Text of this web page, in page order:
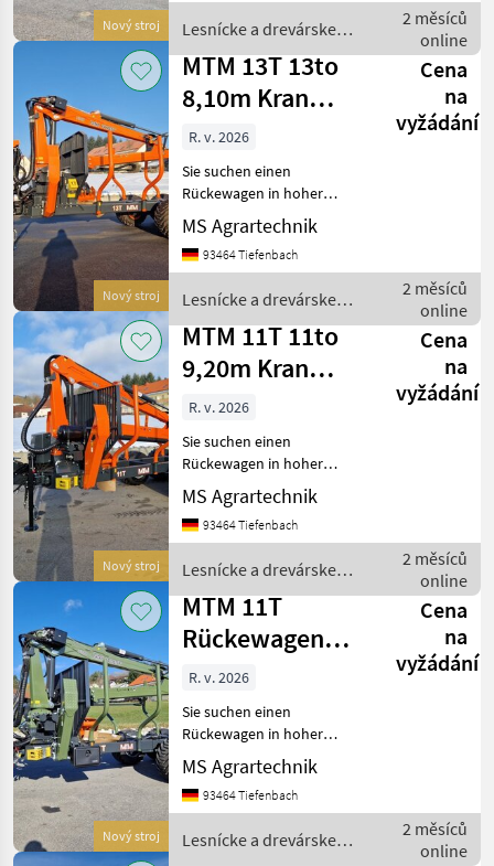
Nový stroj
Rückewägen sind die
wahrscheinlich be
Lesnícke a drevárske
stroje / MTM Forest
2 měsíců
online
Nový stroj
MTM 13T 13to
8,10m Kran
Druckluft
Doppelrohrrahmen
E
Cena
na
vyžádání
R. v. 2026
Sie suchen einen
Rückewagen in hoher
Verarbeitungsqualität und
mit starken Hubkräften.
Dann sind Sie bei MTM
Rückewägen sind die
wahrscheinlich be
MS Agrartechnik
93464 Tiefenbach
Lesnícke a drevárske
stroje / MTM Forest
2 měsíců
online
Nový stroj
MTM 11T 11to
9,20m Kran
Autec
Funksteuerung
Druckluf
Cena
na
vyžádání
R. v. 2026
Sie suchen einen
Rückewagen in hoher
Verarbeitungsqualität und
mit starken Hubkräften.
Dann sind Sie bei MTM
Rückewägen sind die
wahrscheinlich be
MS Agrartechnik
93464 Tiefenbach
Lesnícke a drevárske
stroje / MTM Forest
2 měsíců
online
Nový stroj
MTM 11T
Rückewagen
8,10m Kran
Kranwinde
Eigenölverso
Cena
na
vyžádání
R. v. 2026
Sie suchen einen
Rückewagen in hoher
Verarbeitungsqualität und
mit starken Hubkräften.
Dann sind Sie bei MTM
Rückewägen sind die
MS Agrartechnik
93464 Tiefenbach
Lesnícke a drevárske
stroje / MTM Forest
2 měsíců
online